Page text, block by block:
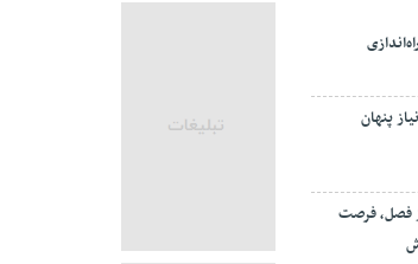
پنهان
فصل، فرصت